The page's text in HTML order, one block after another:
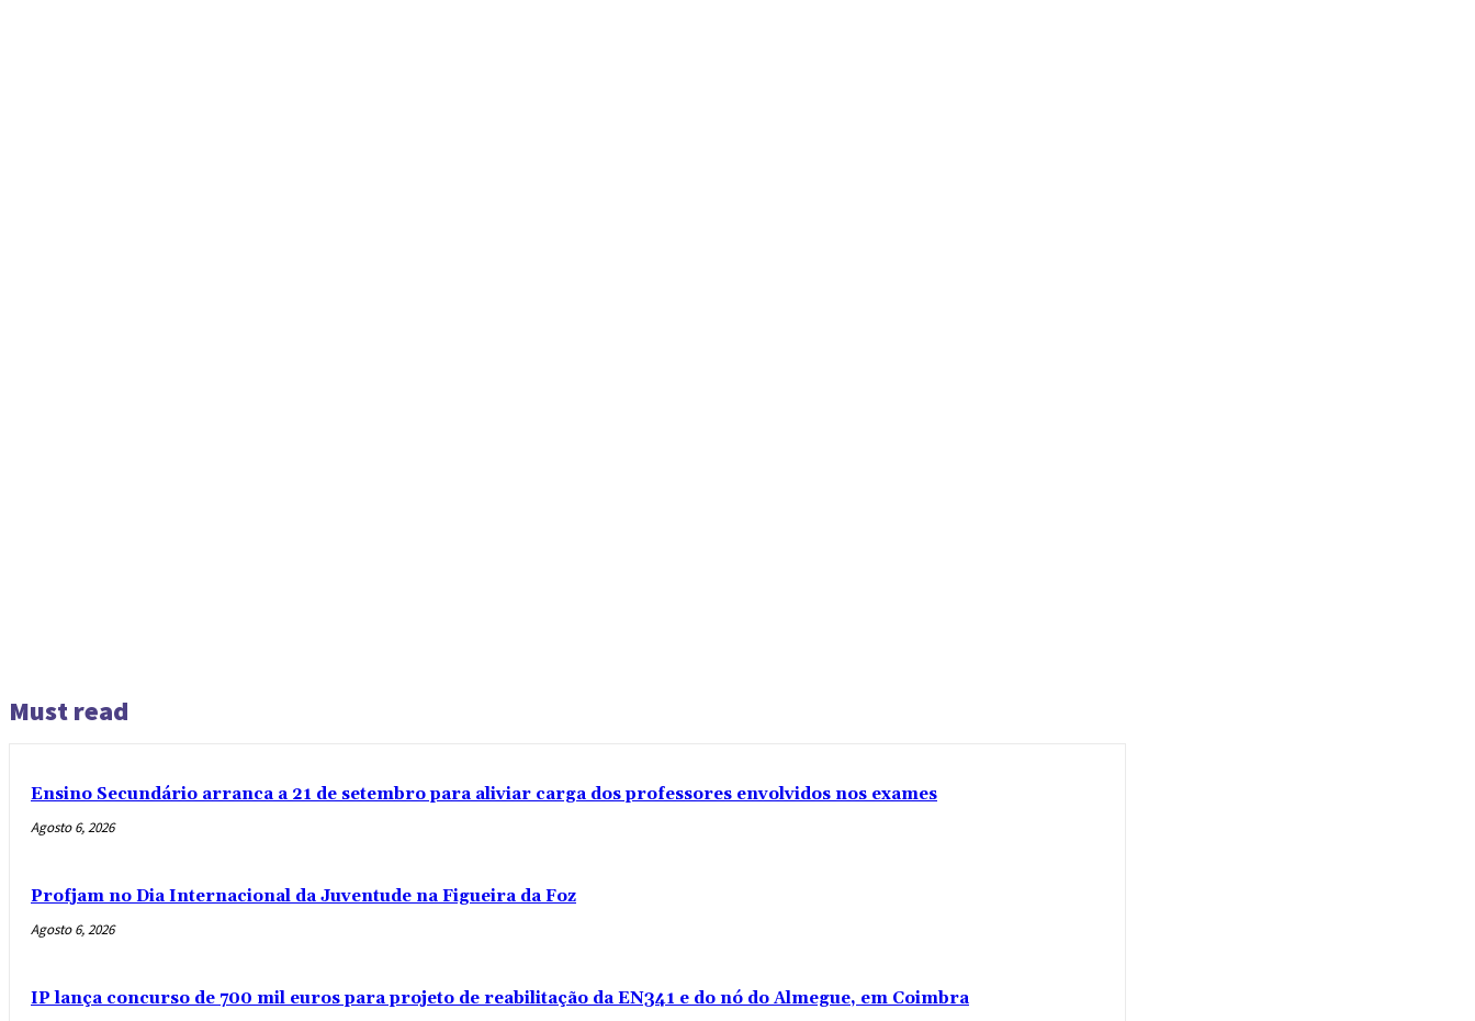
Must read
Ensino Secundário arranca a 21 de setembro para aliviar carga dos professores envolvidos nos exames
Agosto 6, 2026
Profjam no Dia Internacional da Juventude na Figueira da Foz
Agosto 6, 2026
IP lança concurso de 700 mil euros para projeto de reabilitação da EN341 e do nó do Almegue, em Coimbra